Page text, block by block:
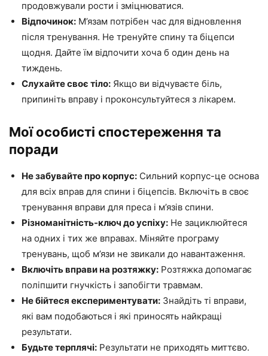
продовжували рости і зміцнюватися.
Відпочинок: М’язам потрібен час для відновлення
після тренування. Не тренуйте спину та біцепси
щодня. Дайте їм відпочити хоча б один день на
тиждень.
Слухайте своє тіло: Якщо ви відчуваєте біль,
припиніть вправу і проконсультуйтеся з лікарем.
Мої особисті спостереження та
поради
Не забувайте про корпус: Сильний корпус-це основа
для всіх вправ для спини і біцепсів. Включіть в своє
тренування вправи для преса і м’язів спини.
Різноманітність-ключ до успіху: Не зациклюйтеся
на одних і тих же вправах. Міняйте програму
тренувань, щоб м’язи не звикали до навантаження.
Включіть вправи на розтяжку: Розтяжка допомагає
поліпшити гнучкість і запобігти травмам.
Не бійтеся експериментувати: Знайдіть ті вправи,
які вам подобаються і які приносять найкращі
результати.
Будьте терплячі: Результати не приходять миттєво.